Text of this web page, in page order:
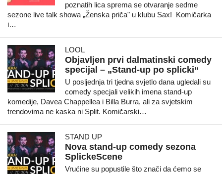
poznatih lica sprema se otvaranje sedme
sezone live talk showa „Ženska priča" u klubu Sax! Komičarka
i…
LOOL
Objavljen prvi dalmatinski comedy
specijal – „Stand-up po splicki“
U posljednja tri tjedna svjetlo dana ugledali su
comedy specjali velikih imena stand-up
komedije, Davea Chappellea i Billa Burra, ali za svjetskim
trendovima ne kaska ni Split. Komičarski…
STAND UP
Nova stand-up comedy sezona
SplickeScene
Vrućine su popustile što znači da ćemo se